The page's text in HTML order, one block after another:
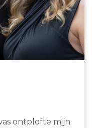
ontplofte mijn